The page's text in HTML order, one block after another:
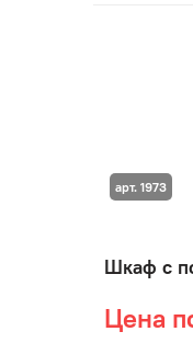
Шкаф с
Цена
арт. 1973